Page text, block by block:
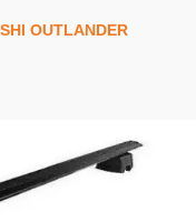
OUTLANDER